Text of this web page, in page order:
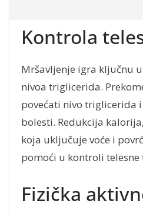
Kontrola
Mršavljenje igra ključnu
nivoa triglicerida.
povećati nivo triglicerida
bolesti. Redukcija
koja uključuje voće i
pomoći u kontroli telesne
Fizička